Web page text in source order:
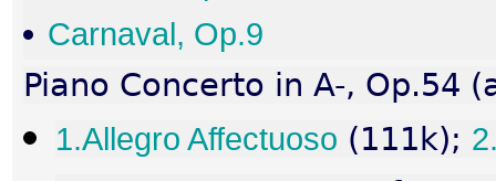
Carnaval, Op.9
Piano Concerto in A-, Op.54
1.Allegro Affectuoso (111k);